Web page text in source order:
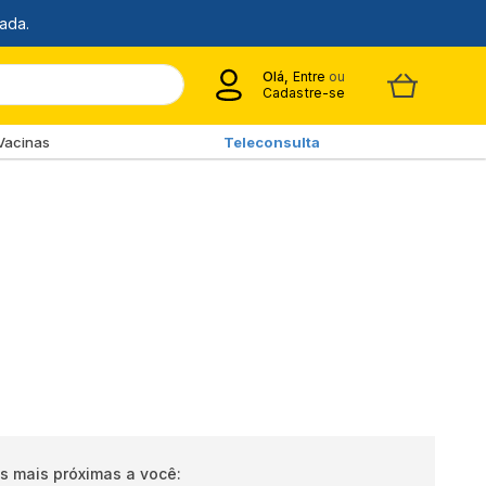
Olá, Entre ou
Cadastre-se
Teleconsulta
mais próximas a você: